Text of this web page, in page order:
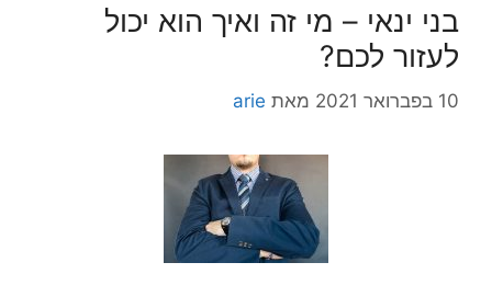
בני ינאי – מי זה ואיך הוא יכול
לעזור לכם?
10 בפברואר 2021 מאת arie